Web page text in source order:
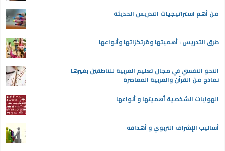
من أهم استراتيجيات التدريس الحديثة
طرق التدريس : أهميتها ومُرتكزاتها وأنواعها
النحو النفسي في مجال تعليم العربية للناطقين بغيرها
نماذج من القرآن والعربية المعاصرة
الهوايات الشخصية أهميتها و أنواعها
أساليب الإشراف التربوي و أهدافه